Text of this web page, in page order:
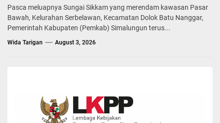
Pasca meluapnya Sungai Sikkam yang merendam kawasan Pasar
Bawah, Kelurahan Serbelawan, Kecamatan Dolok Batu Nanggar,
Pemerintah Kabupaten (Pemkab) Simalungun terus...
Wida Tarigan August 3, 2026
Wakil Bupati Simalungun Hadiri Rapat Pleno
Terbuka KPU Tentang Hasil Perhitungan Suara